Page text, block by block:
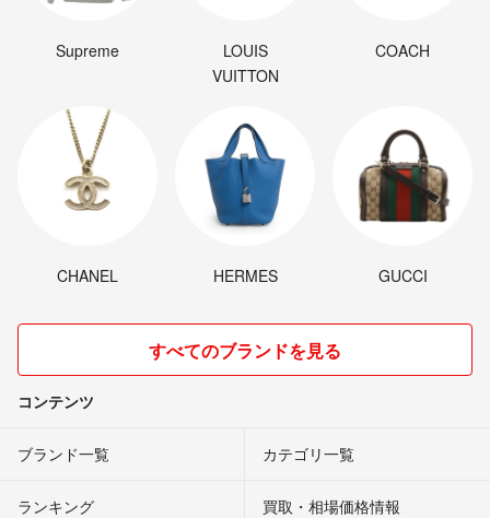
Supreme
LOUIS
VUITTON
COACH
CHANEL HERMES GUCCI
すべてのブランドを見る
コンテンツ
ブランド一覧 カテゴリ一覧
ランキング 買取・相場価格情報